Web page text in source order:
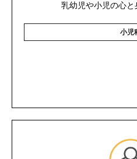
乳幼児や小児の心
小児